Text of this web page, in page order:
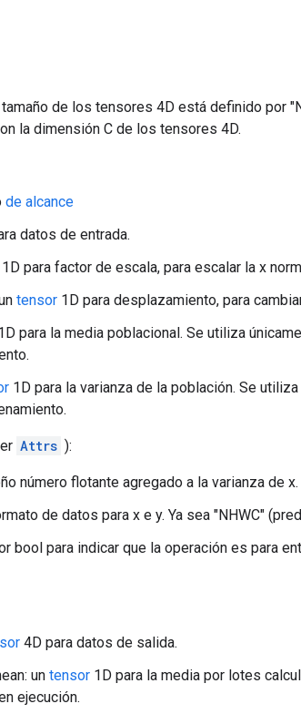
de los tensores 4D está definido por
la dimensión C de los tensores 4D.
de alcance
datos de entrada.
1D para factor de escala, para escalar la x
tensor 1D para desplazamiento, para
para la media poblacional. Se utiliza
1D para la varianza de la población. Se
Attrs ):
número flotante agregado a la varianza de x.
de datos para x e y. Ya sea "NHWC"
bool para indicar que la operación es para
4D para datos de salida.
un tensor 1D para la media por lotes
ejecución.